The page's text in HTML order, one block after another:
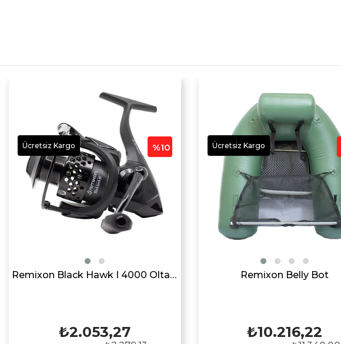
Remixon Black Hawk I 4000 Olta Makarası
₺2.053,27
%10
Ücretsiz Kargo
Remixon Belly Bot
₺10.216,22
Ücretsiz Kargo